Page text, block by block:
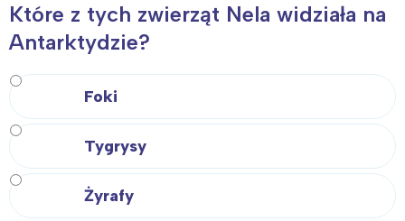
Które z tych zwierząt Nela widziała na
Antarktydzie?
Foki
Tygrysy
Żyrafy